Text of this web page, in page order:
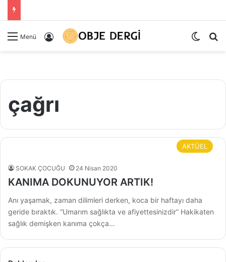
Menü Kayıt Ol Dış
çağrı
AKTÜEL
SOKAK ÇOCUĞU 24 Nisan 2020
KANIMA DOKUNUYOR ARTIK!
Anı yaşamak, zaman dilimleri derken, koca bir haftayı daha
geride bıraktık. “Umarım sağlıkta ve afiyettesinizdir” Hakikaten
sağlık demişken kanıma çokça…